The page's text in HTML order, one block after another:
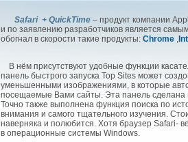
Safari + QuickTime – продукт компании
и по заявлению разработчиков является
обогнал в скорости такие продукты: Chrome ,
В нём присутствуют удобные функции
панель быстрого запуска Top Sites может
уменьшенными изображениями, в которые
посещаемые Вами сайты. Эта панель сделана
Точно также выполнена функция поиска по
внимания и самого тщательного изучения.
наверняка и полюбится. Хотя браузер Safari-
в операционные системы Windows.